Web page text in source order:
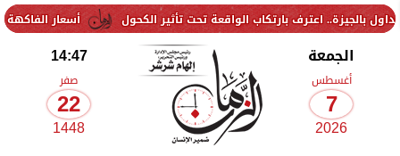
أسعار الفاكهة اليوم الجمعة 7 أغسطس 2026 في الأسواق.. الموز بكام بارتكاب الواقعة تحت تأثير الكحول
الجمعة
أغسطس
7
2026
14:47
صفر
22
1448